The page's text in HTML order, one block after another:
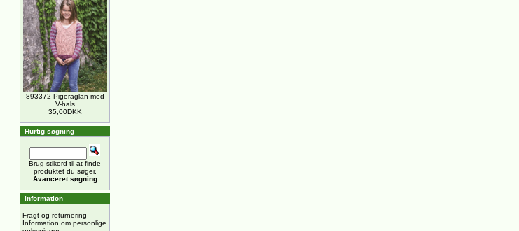
893372 Pigeraglan med
V-hals
35,00DKK
Hurtig søgning
Brug stikord til at finde
produktet du søger.
Avanceret søgning
Information
Fragt og returnering
Information om personlige